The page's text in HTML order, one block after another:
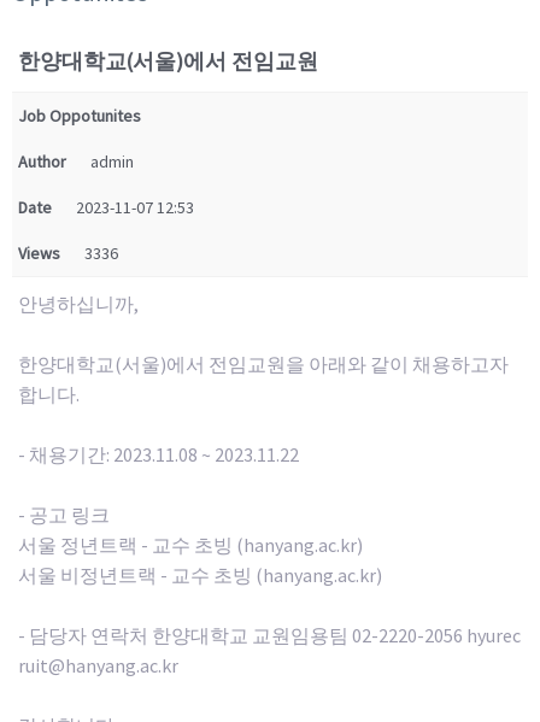
한양대학교(서울)에서 전임교원
Job Oppotunites
Author admin
Date 2023-11-07 12:53
Views 3336
안녕하십니까,
한양대학교(서울)에서 전임교원을 아래와 같이 채용하고자
합니다.
- 채용기간: 2023.11.08 ~ 2023.11.22
- 공고 링크
서울 정년트랙 - 교수 초빙 (hanyang.ac.kr)
서울 비정년트랙 - 교수 초빙 (hanyang.ac.kr)
- 담당자 연락처 한양대학교 교원임용팀 02-2220-2056 hyurec
ruit@hanyang.ac.kr